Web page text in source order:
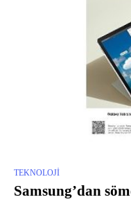
TEKNOLOJI
Samsung’dan